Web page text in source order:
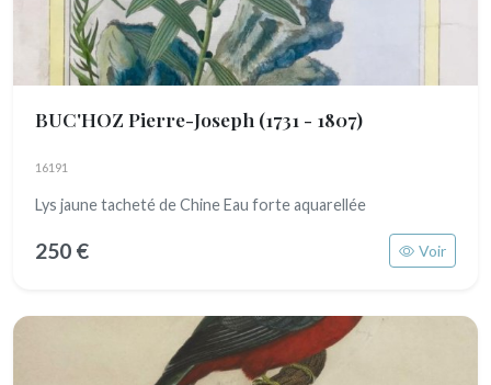
BUC'HOZ Pierre-Joseph (1731 - 1807)
16191
Lys jaune tacheté de Chine Eau forte aquarellée
250 € Voir